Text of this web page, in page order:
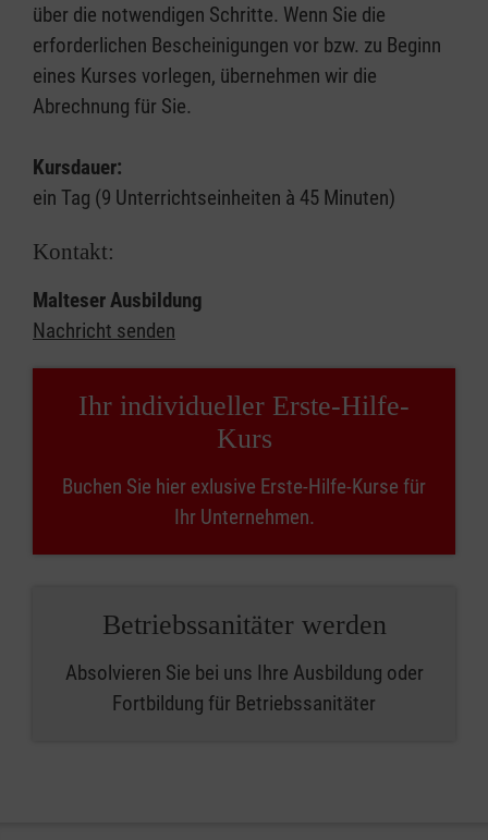
über die notwendigen Schritte. Wenn Sie die
erforderlichen Bescheinigungen vor bzw. zu Beginn
eines Kurses vorlegen, übernehmen wir die
Abrechnung für Sie.
Kursdauer:
ein Tag (9 Unterrichtseinheiten à 45 Minuten)
Kontakt:
Malteser Ausbildung
Nachricht senden
Ihr individueller Erste-Hilfe-
Kurs
Buchen Sie hier exlusive Erste-Hilfe-Kurse für
Ihr Unternehmen.
Betriebssanitäter werden
Absolvieren Sie bei uns Ihre Ausbildung oder
Fortbildung für Betriebssanitäter